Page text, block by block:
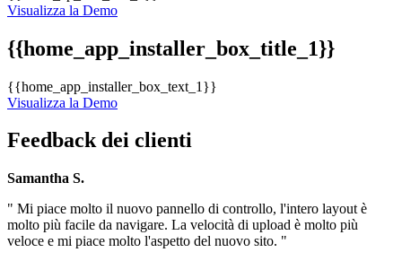
Visualizza la Demo
{{home_app_installer_box_title_1}}
{{home_app_installer_box_text_1}}
Visualizza la Demo
Feedback dei clienti
Samantha S.
" Mi piace molto il nuovo pannello di controllo, l'intero layout è
molto più facile da navigare. La velocità di upload è molto più
veloce e mi piace molto l'aspetto del nuovo sito. "